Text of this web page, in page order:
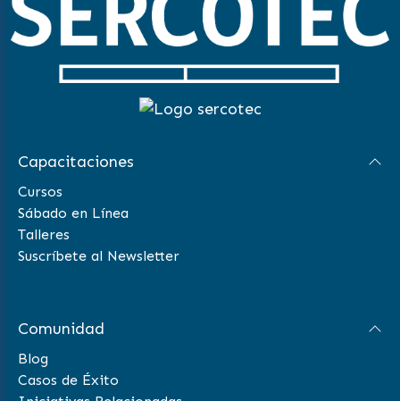
Capacitaciones
Cursos
Sábado en Línea
Talleres
Suscríbete al Newsletter
Comunidad
Blog
Casos de Éxito